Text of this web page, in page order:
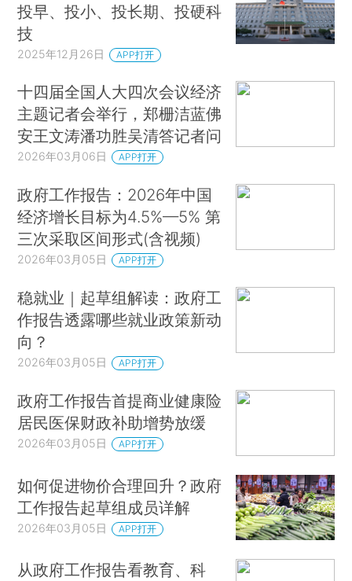
投早、投小、投长期、投硬科
技
2025年12月26日 APP打开
十四届全国人大四次会议经济
主题记者会举行，郑栅洁蓝佛
安王文涛潘功胜吴清答记者问
2026年03月06日 APP打开
政府工作报告：2026年中国
经济增长目标为4.5%—5% 第
三次采取区间形式(含视频)
2026年03月05日 APP打开
稳就业｜起草组解读：政府工
作报告透露哪些就业政策新动
向？
2026年03月05日 APP打开
政府工作报告首提商业健康险
居民医保财政补助增势放缓
2026年03月05日 APP打开
如何促进物价合理回升？政府
工作报告起草组成员详解
2026年03月05日 APP打开
从政府工作报告看教育、科